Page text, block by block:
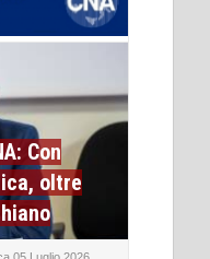
Con
oltre